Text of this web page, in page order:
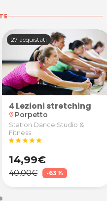
per cane fino a
27 acquistati
4 Lezioni stretching
location_on Porpetto
Station Dance Studio &
Fitness
starstarstarstarstar
14,99€
40,00€ -63%